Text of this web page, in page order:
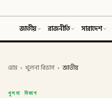
জাতীয় রাজনীতি সারাদেশ
হোম › খুলনা বিভাগ › জাতীয়
খুলনা বিভাগ